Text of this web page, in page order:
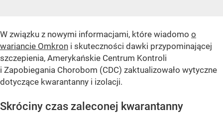
W związku z nowymi informacjami, które wiadomo o
wariancie Omkron i skuteczności dawki przypominającej
szczepienia, Amerykańskie Centrum Kontroli
i Zapobiegania Chorobom (CDC) zaktualizowało wytyczne
dotyczące kwarantanny i izolacji.
Skróciny czas zaleconej kwarantanny